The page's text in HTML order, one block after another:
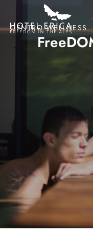
CENTRO WELLNESS